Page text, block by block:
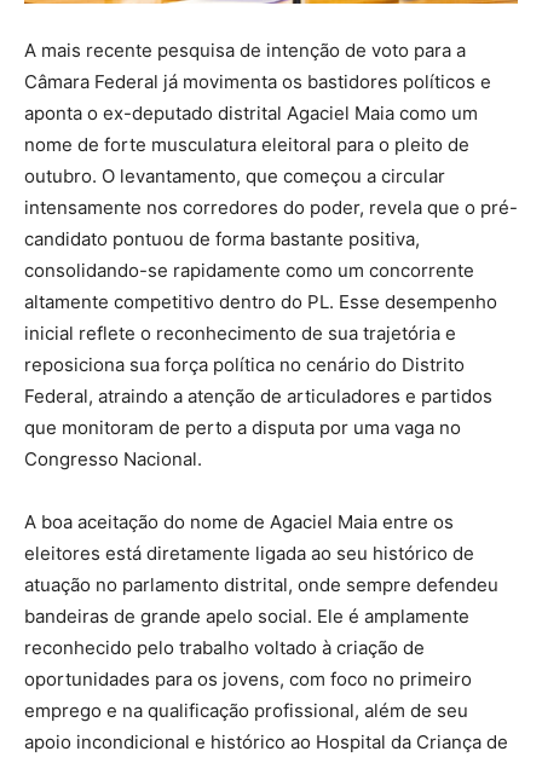
A mais recente pesquisa de intenção de voto para a
Câmara Federal já movimenta os bastidores políticos e
aponta o ex-deputado distrital Agaciel Maia como um
nome de forte musculatura eleitoral para o pleito de
outubro. O levantamento, que começou a circular
intensamente nos corredores do poder, revela que o pré-
candidato pontuou de forma bastante positiva,
consolidando-se rapidamente como um concorrente
altamente competitivo dentro do PL. Esse desempenho
inicial reflete o reconhecimento de sua trajetória e
reposiciona sua força política no cenário do Distrito
Federal, atraindo a atenção de articuladores e partidos
que monitoram de perto a disputa por uma vaga no
Congresso Nacional.
A boa aceitação do nome de Agaciel Maia entre os
eleitores está diretamente ligada ao seu histórico de
atuação no parlamento distrital, onde sempre defendeu
bandeiras de grande apelo social. Ele é amplamente
reconhecido pelo trabalho voltado à criação de
oportunidades para os jovens, com foco no primeiro
emprego e na qualificação profissional, além de seu
apoio incondicional e histórico ao Hospital da Criança de